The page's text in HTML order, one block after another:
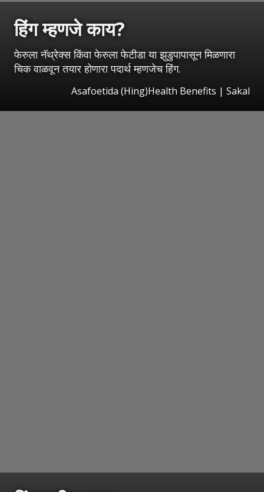
हिंग म्हणजे काय?
फेरुला नॅथ्रेक्स किंवा फेरुला फेटीडा या झुडुपापासून मिळणारा
चिक वाळवून तयार होणारा पदार्थ म्हणजेच हिंग.
Asafoetida (Hing)Health Benefits | Sakal